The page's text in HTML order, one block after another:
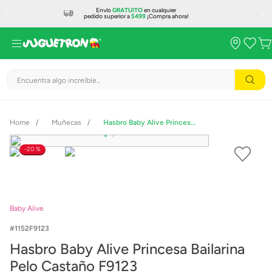
EnvíoGRATUITOen cualquier
pedido superior a$499¡Compra ahora!
Encuentra algo increíble...
Muñecas Hasbro Baby Alive Princesa Bailarina Pelo Castaño F9123
20 %
Baby Alive
1152F9123
Hasbro Baby Alive Princesa Bailarina
Pelo Castaño F9123